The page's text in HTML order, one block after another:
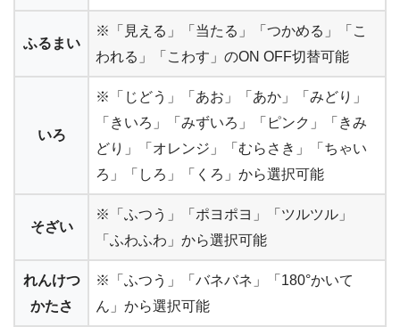
ふるまい
※「見える」「当たる」「つかめる」「こ
われる」「こわす」のON OFF切替可能
いろ
※「じどう」「あお」「あか」「みどり」
「きいろ」「みずいろ」「ピンク」「きみ
どり」「オレンジ」「むらさき」「ちゃい
ろ」「しろ」「くろ」から選択可能
そざい
※「ふつう」「ポヨポヨ」「ツルツル」
「ふわふわ」から選択可能
れんけつ
かたさ
※「ふつう」「バネバネ」「180°かいて
ん」から選択可能